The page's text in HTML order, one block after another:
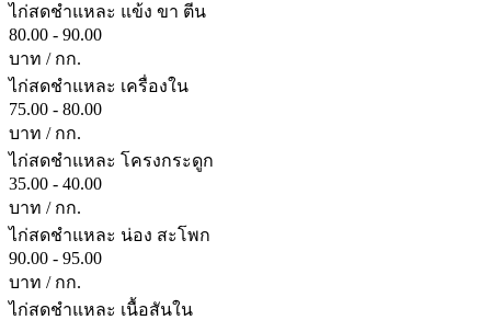
ไก่สดชำแหละ แข้ง ขา ตีน
80.00 - 90.00
บาท / กก.
ไก่สดชำแหละ เครื่องใน
75.00 - 80.00
บาท / กก.
ไก่สดชำแหละ โครงกระดูก
35.00 - 40.00
บาท / กก.
ไก่สดชำแหละ น่อง สะโพก
90.00 - 95.00
บาท / กก.
ไก่สดชำแหละ เนื้อสันใน